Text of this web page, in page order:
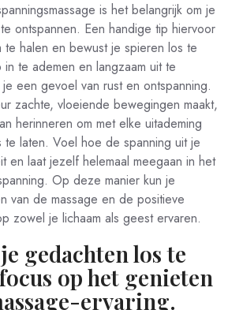
is het belangrijk om je
ontspannen. Een handige tip hiervoor
te halen en bewust je spieren los te
te ademen en langzaam uit te
een gevoel van rust en ontspanning.
zachte, vloeiende bewegingen maakt,
herinneren om met elke uitademing
te laten. Voel hoe de spanning uit je
en laat jezelf helemaal meegaan in het
Op deze manier kun je
van de massage en de positieve
zowel je lichaam als geest ervaren.
gedachten los te
op het genieten
ervaring.